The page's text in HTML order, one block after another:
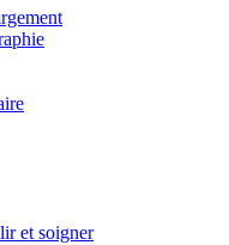
et soigner